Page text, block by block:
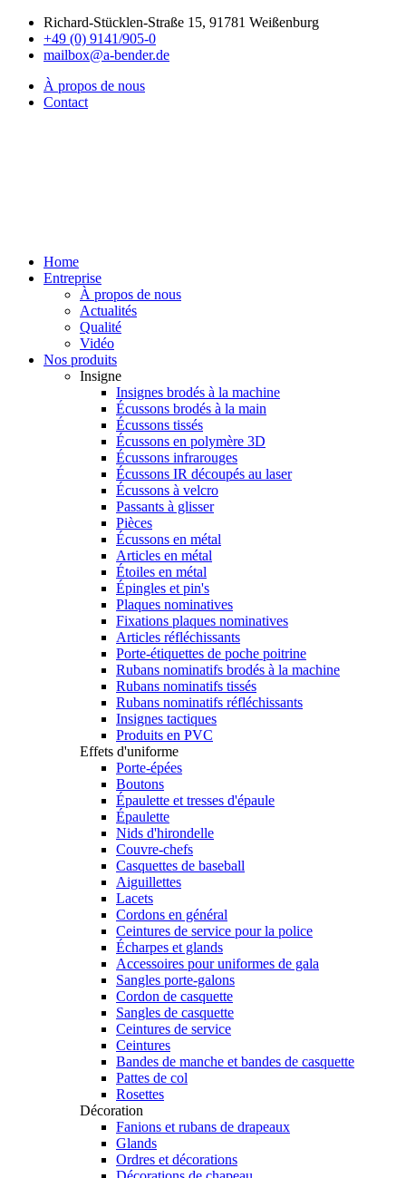
Richard-Stücklen-Straße 15, 91781 Weißenburg
+49 (0) 9141/905-0
mailbox@a-bender.de
À propos de nous
Contact
Home
Entreprise
À propos de nous
Actualités
Qualité
Vidéo
Nos produits
Insigne
Insignes brodés à la machine
Écussons brodés à la main
Écussons tissés
Écussons en polymère 3D
Écussons infrarouges
Écussons IR découpés au laser
Écussons à velcro
Passants à glisser
Pièces
Écussons en métal
Articles en métal
Étoiles en métal
Épingles et pin's
Plaques nominatives
Fixations plaques nominatives
Articles réfléchissants
Porte-étiquettes de poche poitrine
Rubans nominatifs brodés à la machine
Rubans nominatifs tissés
Rubans nominatifs réfléchissants
Insignes tactiques
Produits en PVC
Effets d'uniforme
Porte-épées
Boutons
Épaulette et tresses d'épaule
Épaulette
Nids d'hirondelle
Couvre-chefs
Casquettes de baseball
Aiguillettes
Lacets
Cordons en général
Ceintures de service pour la police
Écharpes et glands
Accessoires pour uniformes de gala
Sangles porte-galons
Cordon de casquette
Sangles de casquette
Ceintures de service
Ceintures
Bandes de manche et bandes de casquette
Pattes de col
Rosettes
Décoration
Fanions et rubans de drapeaux
Glands
Ordres et décorations